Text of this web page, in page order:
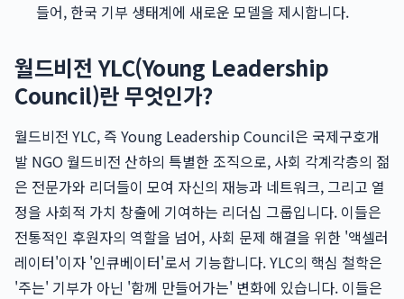
들어, 한국 기부 생태계에 새로운 모델을 제시합니다.
월드비전 YLC(Young Leadership
Council)란 무엇인가?
월드비전 YLC, 즉 Young Leadership Council은 국제구호개
발 NGO 월드비전 산하의 특별한 조직으로, 사회 각계각층의 젊
은 전문가와 리더들이 모여 자신의 재능과 네트워크, 그리고 열
정을 사회적 가치 창출에 기여하는 리더십 그룹입니다. 이들은
전통적인 후원자의 역할을 넘어, 사회 문제 해결을 위한 '액셀러
레이터'이자 '인큐베이터'로서 기능합니다. YLC의 핵심 철학은
'주는' 기부가 아닌 '함께 만들어가는' 변화에 있습니다. 이들은